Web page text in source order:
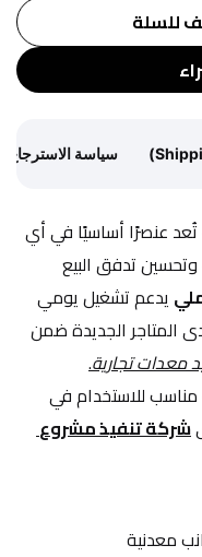
للسلة
سياسة الاسترجاع (Return Policy)
الجديدة ضمن
معدات تجارية.
شركة تنفيذ مشروع
معدنية